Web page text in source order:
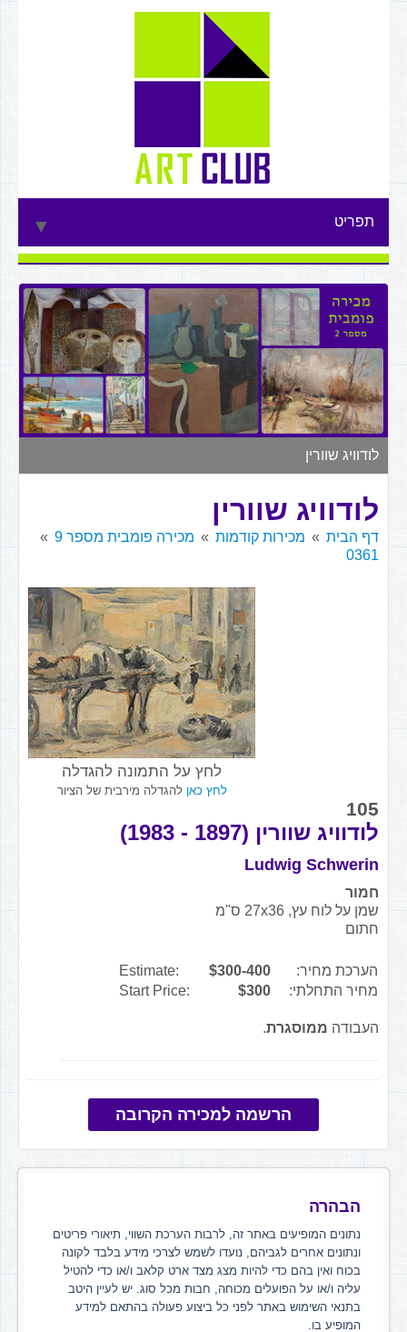
תפריט ▼
▼
▼
▼
▼
לודוויג שוורין
לודוויג שוורין
דף הבית מכירות קודמות
מכירה פומבית מספר 9
0361
לחץ על התמונה להגדלה
לחץ כאן להגדלה מירבית של הציור
105
לודוויג שוורין (1897 - 1983)
Ludwig Schwerin
חמור
שמן על לוח עץ, 27x36 ס"מ
חתום
הערכת מחיר: $300-400
Estimate:
מחיר התחלתי:
$300
Start Price:
העבודה ממוסגרת.
הרשמה למכירה הקרובה
הבהרה
נתונים המופיעים באתר זה, לרבות הערכת השווי, תיאורי פריטים
ונתונים אחרים לגביהם, נועדו לשמש לצרכי מידע בלבד לקונה
בכוח ואין בהם כדי להיות מצג מצד ארט קלאב ו/או כדי להטיל
עליה ו/או על הפועלים מכוחה, חבות מכל סוג. יש לעיין היטב
בתנאי השימוש באתר לפני כל ביצוע פעולה בהתאם למידע
המופיע בו.